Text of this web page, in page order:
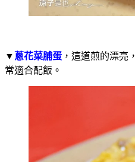
▼ 蔥花菜脯蛋 ，這道煎的漂亮
常適合配飯。